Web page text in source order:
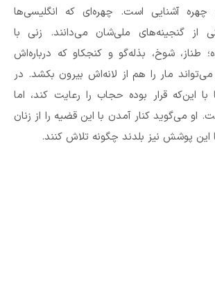
چهره آشنایی است. چهره‌ای که انگلیسی‌ها
از گنجینه‌های ملی‌شان می‌دانند. زنی با
طناز، شوخ، بذله‌گو و کنجکاو که درباره‌اش
مار را هم از لانه‌اش بیرون بکشد. در
با این‌که قرار بوده حجاب را رعایت کند، اما
می‌گوید کنار آمدن با این قضیه را از زنان
این پوشش نیز بلدند چگونه تلاش کنند.